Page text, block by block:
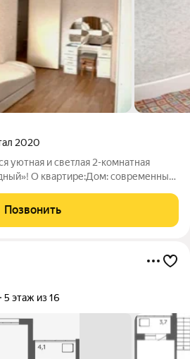
2020
уютная и светлая 2-комнатная
О квартире:Дом: современный,
кв. м. Две изолированные комнаты
Позвонить
5 этаж из 16